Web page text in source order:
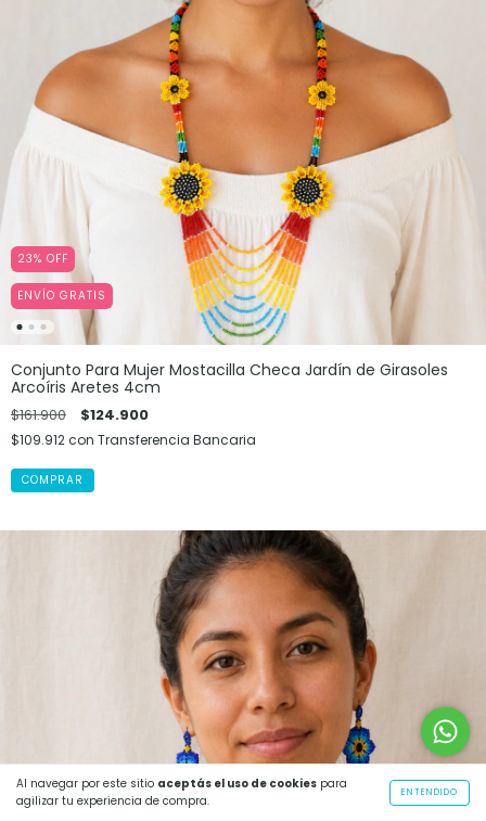
Al navegar por este sitio aceptás el uso de cookies para
agilizar tu experiencia de compra.
ENTENDIDO
23% OFF
ENVÍO GRATIS
Conjunto Para Mujer Mostacilla Checa Jardín de Girasoles
Arcoíris Aretes 4cm
$161.900 $124.900
$109.912con Transferencia Bancaria
COMPRAR